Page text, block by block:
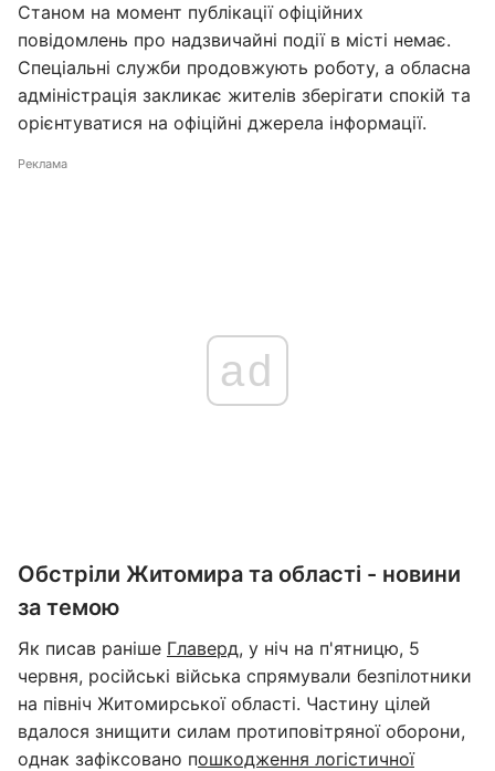
Станом на момент публікації офіційних
повідомлень про надзвичайні події в місті немає.
Спеціальні служби продовжують роботу, а обласна
адміністрація закликає жителів зберігати спокій та
орієнтуватися на офіційні джерела інформації.
Реклама
ad
Обстріли Житомира та області - новини
за темою
Як писав раніше Главерд, у ніч на п'ятницю, 5
червня, російські війська спрямували безпілотники
на північ Житомирської області. Частину цілей
вдалося знищити силам протиповітряної оборони,
однак зафіксовано пошкодження логістичної